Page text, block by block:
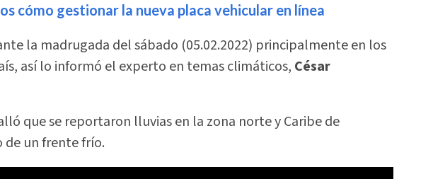
cómo gestionar la nueva placa vehicular en línea
la madrugada del sábado (05.02.2022) principalmente en los
así lo informó el experto en temas climáticos, César
que se reportaron lluvias en la zona norte y Caribe de
de un frente frío.